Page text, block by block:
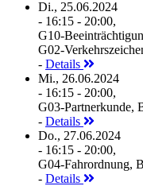
Di., 25.06.2024
- 16:15 - 20:00,
G10-
G02-
- Details
Mi., 26.06.2024
- 16:15 - 20:00,
G03-Partnerkunde,
- Details
Do., 27.06.2024
- 16:15 - 20:00,
G04-Fahrordnung,
- Details